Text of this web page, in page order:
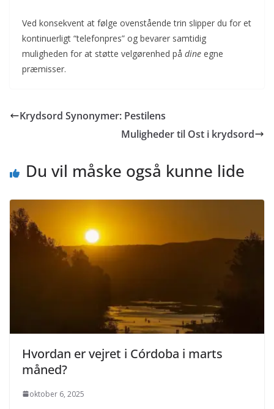
Ved konsekvent at følge ovenstående trin slipper du for et
kontinuerligt “telefonpres” og bevarer samtidig
muligheden for at støtte velgørenhed på dine egne
præmisser.
Krydsord Synonymer: Pestilens
Muligheder til Ost i krydsord
Du vil måske også kunne lide
Hvordan er vejret i Córdoba i marts
måned?
oktober 6, 2025